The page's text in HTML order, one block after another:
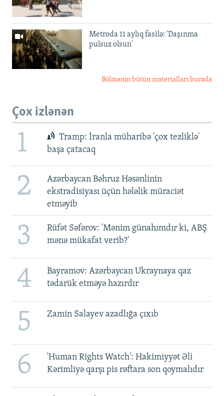
Metroda 11 aylıq fasilə: 'Daşınma
pulsuz olsun'
Bölmənin bütün materialları burada
Çox izlənən
1
Tramp: İranla müharibə 'çox tezliklə'
başa çatacaq
2
Azərbaycan Bəhruz Həsənlinin
ekstradisiyası üçün hələlik müraciət
etməyib
3
Rüfət Səfərov: 'Mənim günahımdır ki, ABŞ
mənə mükafat verib?'
4
Bayramov: Azərbaycan Ukraynaya qaz
tədarük etməyə hazırdır
5 Zamin Salayev azadlığa çıxıb
6
'Human Rights Watch': Hakimiyyət Əli
Kərimliyə qarşı pis rəftara son qoymalıdır